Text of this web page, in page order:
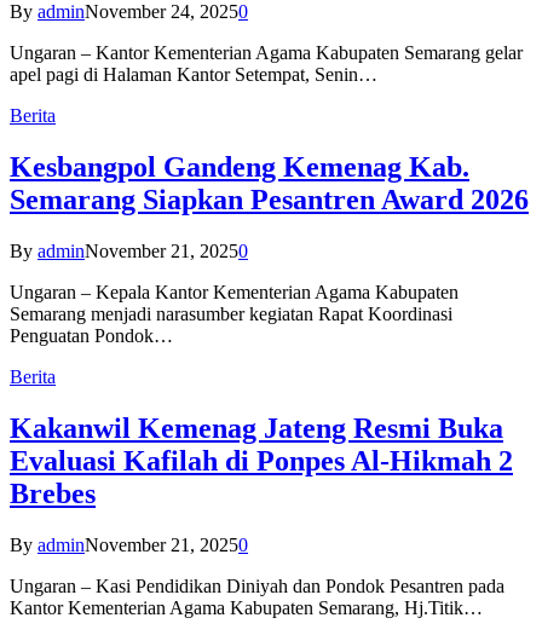
By adminNovember 24, 20250
Ungaran – Kantor Kementerian Agama Kabupaten Semarang gelar
apel pagi di Halaman Kantor Setempat, Senin…
Berita
Kesbangpol Gandeng Kemenag Kab.
Semarang Siapkan Pesantren Award 2026
By adminNovember 21, 20250
Ungaran – Kepala Kantor Kementerian Agama Kabupaten
Semarang menjadi narasumber kegiatan Rapat Koordinasi
Penguatan Pondok…
Berita
Kakanwil Kemenag Jateng Resmi Buka
Evaluasi Kafilah di Ponpes Al-Hikmah 2
Brebes
By adminNovember 21, 20250
Ungaran – Kasi Pendidikan Diniyah dan Pondok Pesantren pada
Kantor Kementerian Agama Kabupaten Semarang, Hj.Titik…